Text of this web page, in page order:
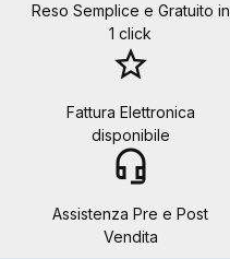
Reso Semplice e Gratuito in
1 click
star_border
Fattura Elettronica
disponibile
headset_mic
Assistenza Pre e Post
Vendita